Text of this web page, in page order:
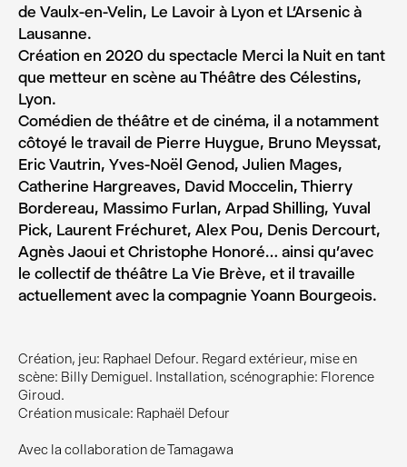
Création, jeu: Raphael Defour. Regard extérieur, mise en
scène: Billy Demiguel. Installation, scénographie: Florence
Giroud.
Création musicale: Raphaël Defour
Avec la collaboration de Tamagawa
de Vaulx-en-Velin, Le Lavoir à Lyon et L’Arsenic à
Lausanne.
Création en 2020 du spectacle Merci la Nuit en tant
que metteur en scène au Théâtre des Célestins,
Lyon.
Comédien de théâtre et de cinéma, il a notamment
côtoyé le travail de Pierre Huygue, Bruno Meyssat,
Eric Vautrin, Yves-Noël Genod, Julien Mages,
Catherine Hargreaves, David Moccelin, Thierry
Bordereau, Massimo Furlan, Arpad Shilling, Yuval
Pick, Laurent Fréchuret, Alex Pou, Denis Dercourt,
Agnès Jaoui et Christophe Honoré… ainsi qu’avec
le collectif de théâtre La Vie Brève, et il travaille
actuellement avec la compagnie Yoann Bourgeois.